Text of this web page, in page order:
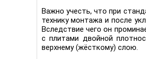
Важно учесть, что при
технику монтажа и после
Вследствие чего он
с плитами двойной
верхнему (жёсткому) слою.